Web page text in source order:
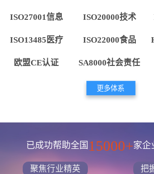
ISO27001信息 ISO20000技术
ISO13485医疗 ISO22000食品
欧盟CE认证 SA8000社会责任
更多体系
已成功帮助全国 15000+家企
聚焦行业精英 把